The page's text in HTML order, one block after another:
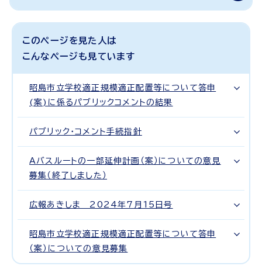
このページを見た人は
こんなページも見ています
昭島市立学校適正規模適正配置等について答申
(案)に係るパブリックコメントの結果
パブリック・コメント手続指針
Aバスルートの一部延伸計画（案）についての意見
募集（終了しました）
広報あきしま 2024年7月15日号
昭島市立学校適正規模適正配置等について答申
（案）についての意見募集